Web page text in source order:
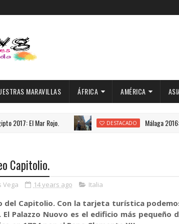
MARAVILLAS ÁFRICA AMÉRICA
DESTACADO Málaga 2016: Caminito del Rey.
Capitolio.
Vega 14 years ago Italia
del Capitolio. Con la tarjeta turística
Palazzo Nuovo es el edificio más pequeño